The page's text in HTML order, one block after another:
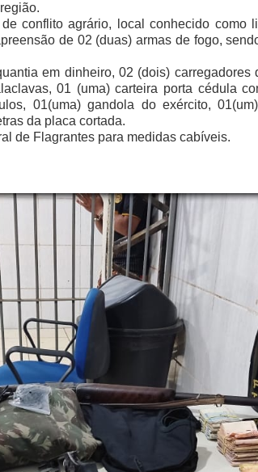
conflito agrário, local conhecido
de 02 (duas) armas de fogo,
em dinheiro, 02 (dois)
01 (uma) carteira porta cédula
01(uma) gandola do exército,
da placa cortada.
de Flagrantes para medidas cabíveis.